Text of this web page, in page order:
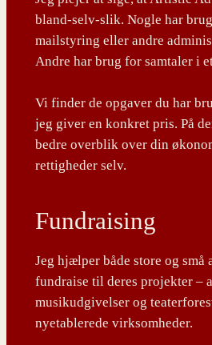
bland-selv-slik. Nogle har
mailstyring eller andre
Andre har brug for samtaler i
Vi finder de opgaver du har
jeg giver en konkret pris. På
bedre overblik over din
rettigheder selv.
Fundraising
Jeg hjælper både store og små
fundraise til deres projekter –
musikudgivelser og
nyetablerede virksomheder.